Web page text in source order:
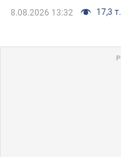
8.08.2026 13:32 17,3 т.